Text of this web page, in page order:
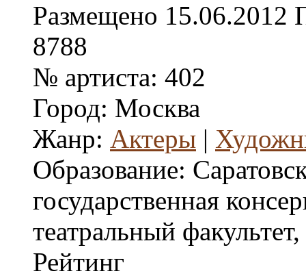
Размещено 15.06.2012
8788
№ артиста: 402
Город: Москва
Жанр: Актеры |
Образование:
государственная
театральный
Рейтинг